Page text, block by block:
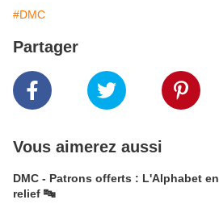
#DMC
Partager
Vous aimerez aussi
DMC - Patrons offerts : L'Alphabet en
relief 🔤